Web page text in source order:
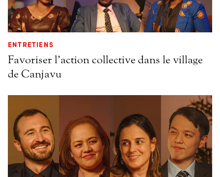
ENTRETIENS
Favoriser l’action collective dans le village
de Canjavu